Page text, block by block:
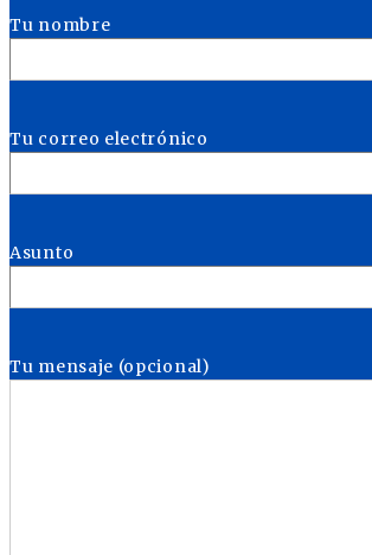
Tu nombre
Tu correo electrónico
Asunto
Tu mensaje (opcional)